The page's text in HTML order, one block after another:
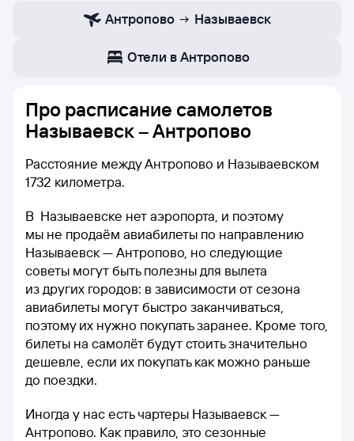
Антропово Называевск
Отели в Антропово
Про расписание самолетов
Называевск – Антропово
Расстояние между Антропово и Называевском
1732 километра.
В Называевске нет аэропорта, и поэтому
мы не продаём авиабилеты по направлению
Называевск — Антропово, но следующие
советы могут быть полезны для вылета
из других городов: в зависимости от сезона
авиабилеты могут быстро заканчиваться,
поэтому их нужно покупать заранее. Кроме того,
билеты на самолёт будут стоить значительно
дешевле, если их покупать как можно раньше
до поездки.
Иногда у нас есть чартеры Называевск —
Антропово. Как правило, это сезонные